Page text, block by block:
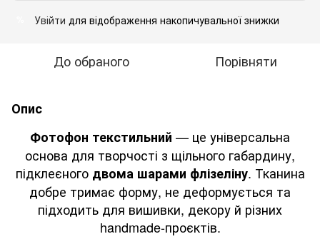
Увійти для відображення накопичувальної знижки
До обраного Порівняти
Опис
Фотофон текстильний — це універсальна
основа для творчості з щільного габардину,
підклеєного двома шарами флізеліну. Тканина
добре тримає форму, не деформується та
підходить для вишивки, декору й різних
handmade-проєктів.